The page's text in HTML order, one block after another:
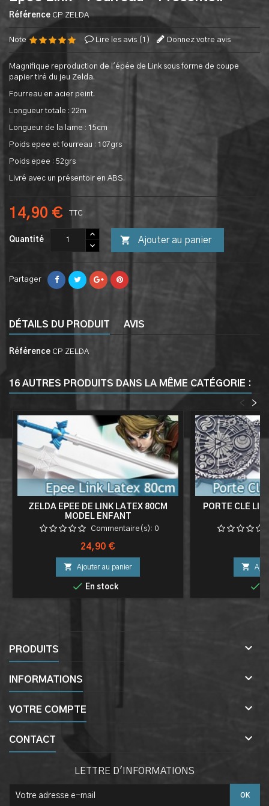
Référence CP ZELDA
Note Lire les avis ( 1 ) Donnez votre avis
Magnifique reproduction de l'épée de Link sous forme de coupe
papier tiré du jeu Zelda.
Fourreau en acier peint.
Longueur totale : 22m
Longueur de la lame : 15cm
Poids epee et fourreau : 107grs
Poids epee : 52grs
Livré avec un présentoir en ABS.
14,90 € TTC
Quantité  Ajouter au panier
Partager
DÉTAILS DU PRODUIT AVIS
Référence CP ZELDA
16 AUTRES PRODUITS DANS LA MÊME CATÉGORIE :
>
<
ZELDA EPEE DE LINK LATEX 80CM
MODEL ENFANT
Commentaire(s): 0
Prix
24,90 €
 Ajouter au panier
 En stock
PORTE CLÉ


PRODUITS 
INFORMATIONS 
VOTRE COMPTE 
CONTACT 
LETTRE D'INFORMATIONS